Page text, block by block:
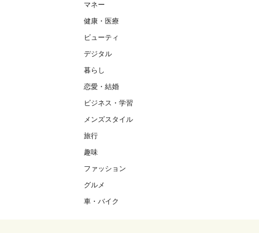
マネー
健康・医療
ビューティ
デジタル
暮らし
恋愛・結婚
ビジネス・学習
メンズスタイル
旅行
趣味
ファッション
グルメ
車・バイク